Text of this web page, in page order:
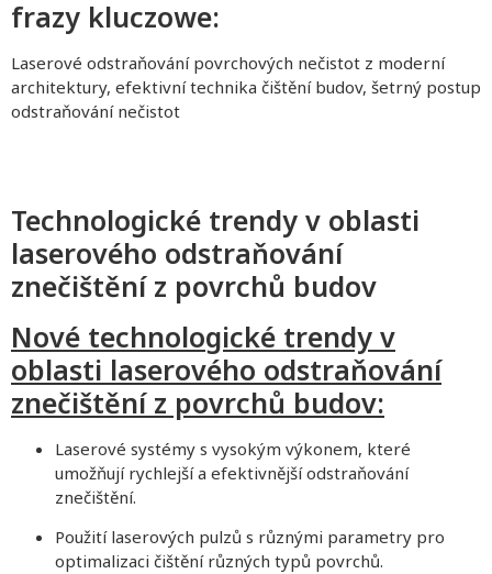
frazy kluczowe:
Laserové odstraňování povrchových nečistot z moderní
architektury, efektivní technika čištění budov, šetrný postup
odstraňování nečistot
Technologické trendy v oblasti
laserového odstraňování
znečištění z povrchů budov
Nové technologické trendy v
oblasti laserového odstraňování
znečištění z povrchů budov:
Laserové systémy s vysokým výkonem, které
umožňují rychlejší a efektivnější odstraňování
znečištění.
Použití laserových pulzů s různými parametry pro
optimalizaci čištění různých typů povrchů.